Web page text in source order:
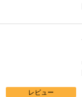
レビュー